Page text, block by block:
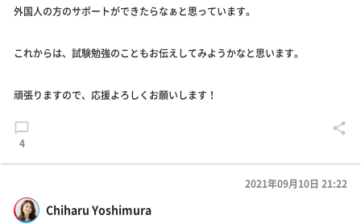
外国人の方のサポートができたらなぁと思っています。
これからは、試験勉強のこともお伝えしてみようかなと思います。
頑張りますので、応援よろしくお願いします！
4
Chiharu Yoshimura
2021年09月10日 21:22